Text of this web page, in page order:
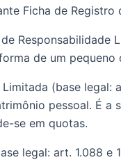
Ficha de
de um
(base legal:
pessoal. É
se em quotas.
legal: art. 1.088